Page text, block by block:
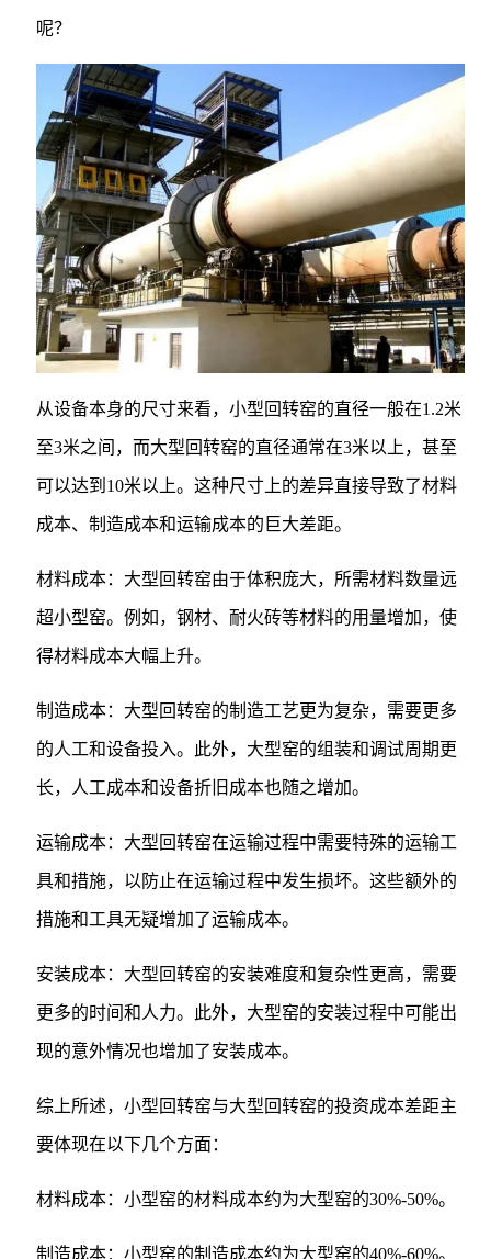
呢？
从设备本身的尺寸来看，小型回转窑的直径一般在1.2米
至3米之间，而大型回转窑的直径通常在3米以上，甚至
可以达到10米以上。这种尺寸上的差异直接导致了材料
成本、制造成本和运输成本的巨大差距。
材料成本：大型回转窑由于体积庞大，所需材料数量远
超小型窑。例如，钢材、耐火砖等材料的用量增加，使
得材料成本大幅上升。
制造成本：大型回转窑的制造工艺更为复杂，需要更多
的人工和设备投入。此外，大型窑的组装和调试周期更
长，人工成本和设备折旧成本也随之增加。
运输成本：大型回转窑在运输过程中需要特殊的运输工
具和措施，以防止在运输过程中发生损坏。这些额外的
措施和工具无疑增加了运输成本。
安装成本：大型回转窑的安装难度和复杂性更高，需要
更多的时间和人力。此外，大型窑的安装过程中可能出
现的意外情况也增加了安装成本。
综上所述，小型回转窑与大型回转窑的投资成本差距主
要体现在以下几个方面：
材料成本：小型窑的材料成本约为大型窑的30%-50%。
制造成本：小型窑的制造成本约为大型窑的40%-60%。